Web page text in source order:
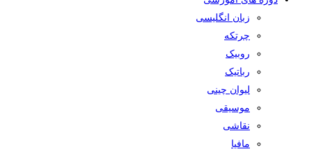
زبان انگلیسی
چرتکه
روبیک
رباتیک
لیوان چینی
موسیقی
نقاشی
مافیا